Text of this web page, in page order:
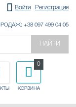
Войти Регистрация
+38 097 499 04 05
НАЙТИ
КОРЗИНА
0